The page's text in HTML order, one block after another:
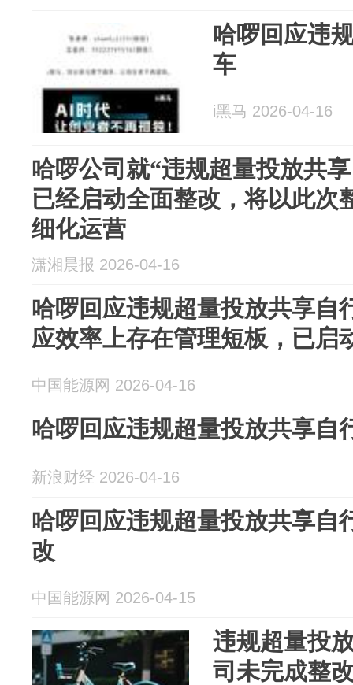
哈啰回应违
车
i黑马 2026-04-16
哈啰公司就“违规超量投放共
已经启动全面整改，将以此次
细化运营
潇湘晨报 2026-04-16
哈啰回应违规超量投放共享自
应效率上存在管理短板，已启
中国能源网 2026-04-16
哈啰回应违规超量投放共享自
新浪财经 2026-04-16
哈啰回应违规超量投放共享自
改
中国能源网 2026-04-15
违规超量投
司未完成整